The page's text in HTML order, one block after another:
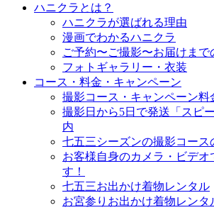
ハニクラとは？
ハニクラが選ばれる理由
漫画でわかるハニクラ
ご予約〜ご撮影〜お届けまで
フォトギャラリー・衣装
コース・料金・キャンペーン
撮影コース・キャンペーン料
撮影日から5日で発送「スピ
内
七五三シーズンの撮影コース
お客様自身のカメラ・ビデオ
す！
七五三お出かけ着物レンタル
お宮参りお出かけ着物レンタ